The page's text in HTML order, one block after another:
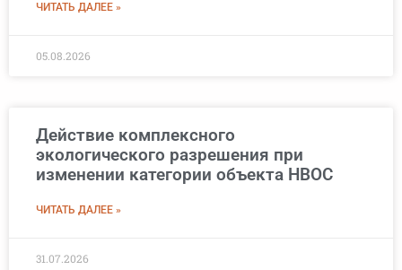
ЧИТАТЬ ДАЛЕЕ »
05.08.2026
Действие комплексного
экологического разрешения при
изменении категории объекта НВОС
ЧИТАТЬ ДАЛЕЕ »
31.07.2026